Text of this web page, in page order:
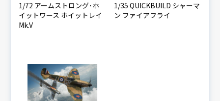
1/72 アームストロング･ホ
イットワース ホイットレイ
Mk.V
1/35 QUICKBUILD シャーマ
ン ファイアフライ